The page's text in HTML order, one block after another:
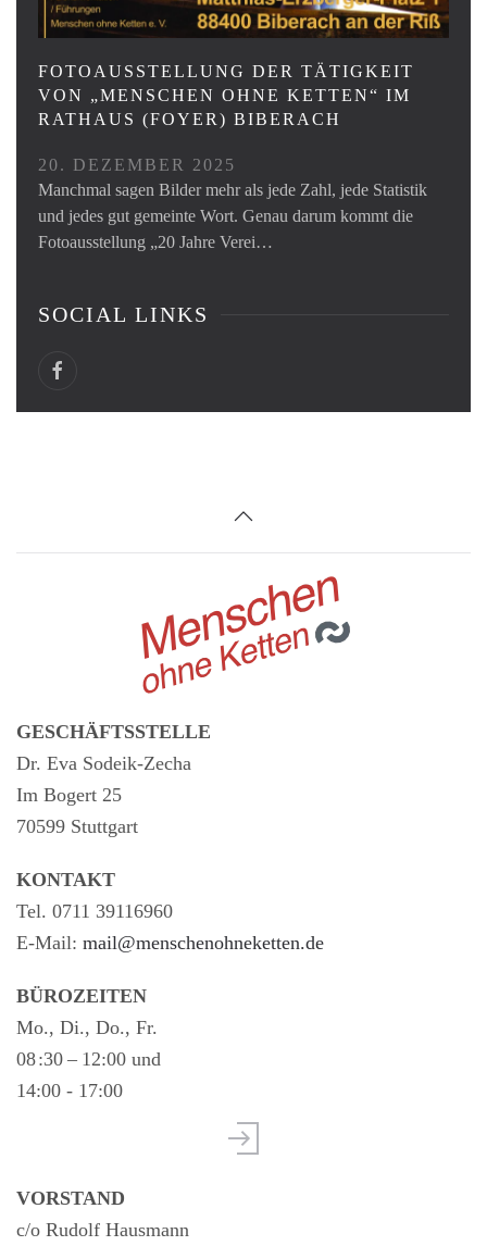
FOTOAUSSTELLUNG DER TÄTIGKEIT
VON „MENSCHEN OHNE KETTEN“ IM
RATHAUS (FOYER) BIBERACH
20. DEZEMBER 2025
Manchmal sagen Bilder mehr als jede Zahl, jede Statistik
und jedes gut gemeinte Wort. Genau darum kommt die
Fotoausstellung „20 Jahre Verei…
SOCIAL LINKS
GESCHÄFTSSTELLE
Dr. Eva Sodeik-Zecha
Im Bogert 25
70599 Stuttgart
KONTAKT
Tel. 0711 39116960
E-Mail: mail@menschenohneketten.de
BÜROZEITEN
Mo., Di., Do., Fr.
08 :30 – 12:00 und
14:00 - 17:00
VORSTAND
c/o Rudolf Hausmann